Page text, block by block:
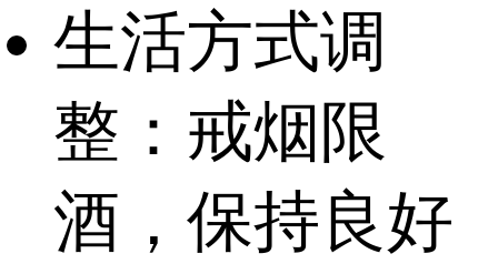
生活方式调
整：戒烟限
酒，保持良好